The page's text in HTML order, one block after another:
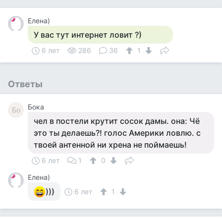
Елена)
У вас тут интернет ловит ?)
6 лет 286 36 1
Ответы
Бо Бока
чел в постели крутит сосок дамы. она: Чё
это ты делаешь?! голос Америки ловлю. с
твоей антенной ни хрена не поймаешь!
6 лет 1
0
Елена)
))) 6 лет 1